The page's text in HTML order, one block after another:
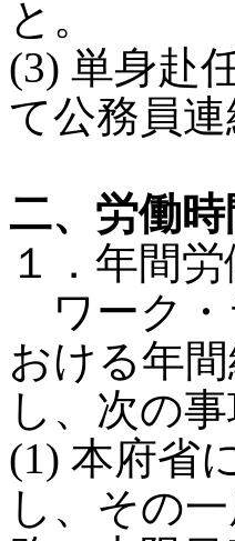
と。
(3) 単身赴
て公務員
二、労働
１．年間
ワーク・
おける年
し、次の
(1) 本府省
し、その